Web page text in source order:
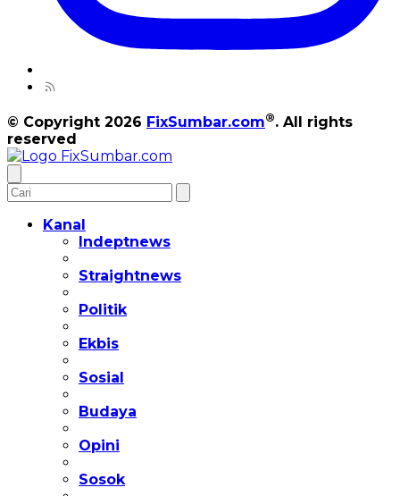
© Copyright 2026 FixSumbar.com®. All rights
reserved
Kanal
Indeptnews
Straightnews
Politik
Ekbis
Sosial
Budaya
Opini
Sosok